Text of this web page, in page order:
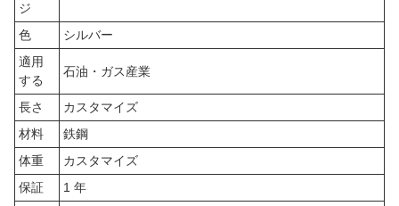
ジ
色
シルバー
適用
する
石油・ガス産業
長さ
カスタマイズ
材料
鉄鋼
体重
カスタマイズ
保証
1 年